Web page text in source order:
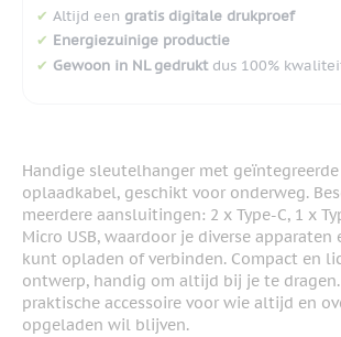
✔ Altijd een gratis digitale drukproef
✔ Energiezuinige productie
✔ Gewoon in NL gedruktdus 100%
Handige sleutelhanger met
oplaadkabel, geschikt voor onderweg.
meerdere aansluitingen: 2 x Type-C, 1 x
Micro USB, waardoor je diverse apparaten
kunt opladen of verbinden. Compact en
ontwerp, handig om altijd bij je te dragen.
praktische accessoire voor wie altijd en
opgeladen wil blijven.